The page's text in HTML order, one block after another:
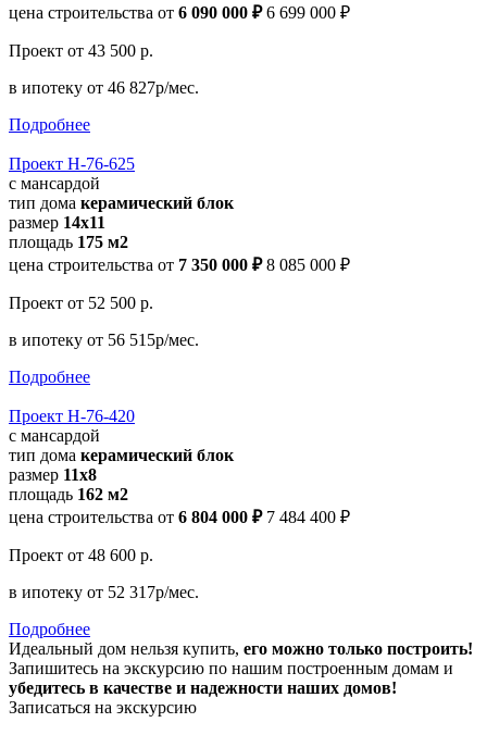
цена строительства от 6 090 000 ₽ 6 699 000 ₽
Проект от 43 500 р.
в ипотеку от 46 827р/мес.
Подробнее
Проект Н-76-625
с мансардой
тип дома керамический блок
размер 14x11
площадь 175 м2
цена строительства от 7 350 000 ₽ 8 085 000 ₽
Проект от 52 500 р.
в ипотеку от 56 515р/мес.
Подробнее
Проект Н-76-420
с мансардой
тип дома керамический блок
размер 11х8
площадь 162 м2
цена строительства от 6 804 000 ₽ 7 484 400 ₽
Проект от 48 600 р.
в ипотеку от 52 317р/мес.
Подробнее
Идеальный дом нельзя купить, его можно только построить!
Запишитесь на экскурсию по нашим построенным домам и
убедитесь в качестве и надежности наших домов!
Записаться на экскурсию